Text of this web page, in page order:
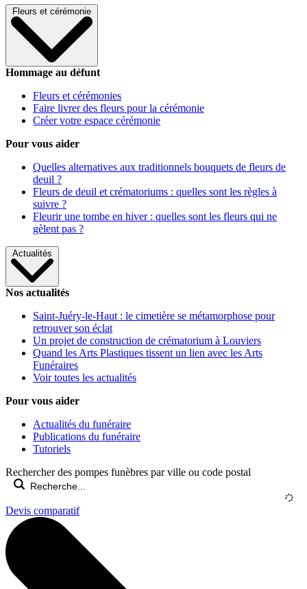
Fleurs et cérémonie
Hommage au défunt
Fleurs et cérémonies
Faire livrer des fleurs pour la cérémonie
Créer votre espace cérémonie
Pour vous aider
Quelles alternatives aux traditionnels bouquets de fleurs de
deuil ?
Fleurs de deuil et crématoriums : quelles sont les règles à
suivre ?
Fleurir une tombe en hiver : quelles sont les fleurs qui ne
gèlent pas ?
Actualités
Nos actualités
Saint-Juéry-le-Haut : le cimetière se métamorphose pour
retrouver son éclat
Un projet de construction de crématorium à Louviers
Quand les Arts Plastiques tissent un lien avec les Arts
Funéraires
Voir toutes les actualités
Pour vous aider
Actualités du funéraire
Publications du funéraire
Tutoriels
Rechercher des pompes funèbres par ville ou code postal
Devis comparatif